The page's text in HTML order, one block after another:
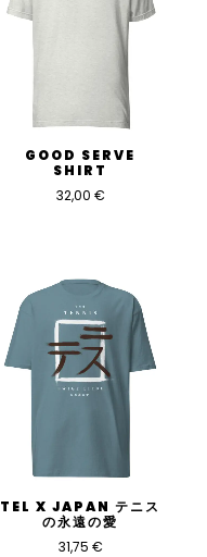
GOOD SERVE
SHIRT
32,00 €
TEL X JAPAN テニス
の永遠の愛
31,75 €